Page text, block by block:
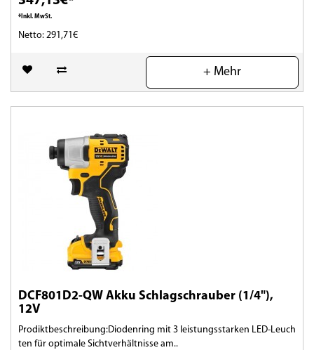
*Inkl. MwSt.
Netto: 291,71€
(0)
+ Mehr
DCF801D2-QW Akku Schlagschrauber (1/4"),
12V
Prodiktbeschreibung:Diodenring mit 3 leistungsstarken LED-Leuch
ten für optimale Sichtverhältnisse am..